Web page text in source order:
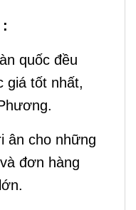
quốc đều
giá tốt nhất,
ân cho những
đơn hàng